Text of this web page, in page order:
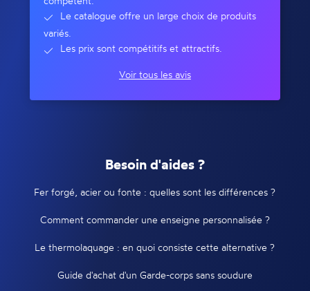
Le catalogue offre un large choix de produits
variés.
Les prix sont compétitifs et attractifs.
Voir tous les avis
Besoin d'aides ?
Fer forgé, acier ou fonte : quelles sont les différences ?
Comment commander une enseigne personnalisée ?
Le thermolaquage : en quoi consiste cette alternative ?
Guide d'achat d'un Garde-corps sans soudure